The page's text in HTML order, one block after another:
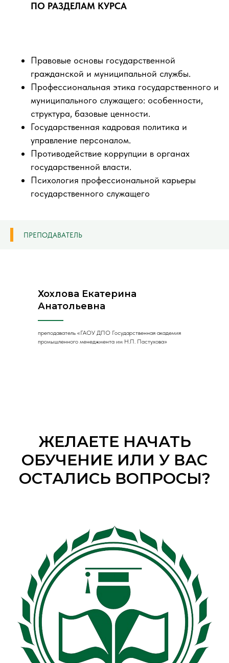
ПО РАЗДЕЛАМ КУРСА
Правовые основы государственной
гражданской и муниципальной службы.
Профессиональная этика государственного и
муниципального служащего: особенности,
структура, базовые ценности.
Государственная кадровая политика и
управление персоналом.
Противодействие коррупции в органах
государственной власти.
Психология профессиональной карьеры
государственного служащего
ПРЕПОДАВАТЕЛЬ
Хохлова Екатерина
Анатольевна
преподаватель «ГАОУ ДПО Государственная академия
промышленного менеджмента им Н.П. Пастухова»
ЖЕЛАЕТЕ НАЧАТЬ
ОБУЧЕНИЕ ИЛИ У ВАС
ОСТАЛИСЬ ВОПРОСЫ?